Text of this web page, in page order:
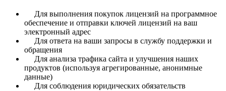
Для выполнения покупок лицензий на программное
обеспечение и отправки ключей лицензий на ваш
электронный адрес
Для ответа на ваши запросы в службу поддержки и
обращения
Для анализа трафика сайта и улучшения наших
продуктов (используя агрегированные, анонимные
данные)
Для соблюдения юридических обязательств